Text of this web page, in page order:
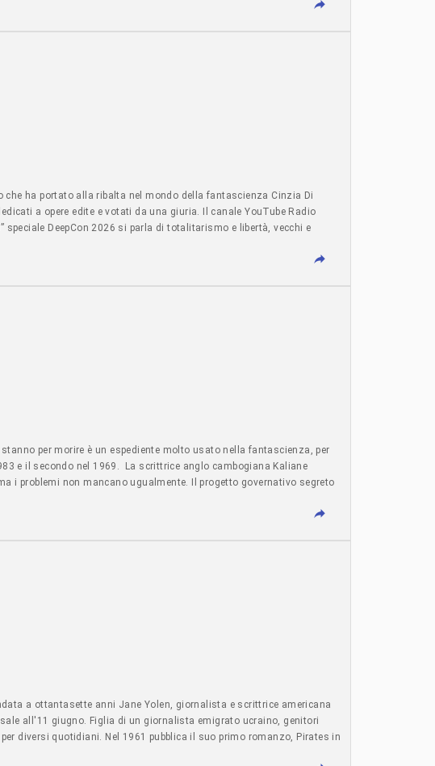
ha portato alla ribalta nel mondo della fantascienza Cinzia Di
a opere edite e votati da una giuria. Il canale YouTube Radio
DeepCon 2026 si parla di totalitarismo e libertà, vecchi e
di S*
per morire è un espediente molto usato nella fantascienza, per
e il secondo nel 1969. La scrittrice anglo cambogiana Kaliane
i problemi non mancano ugualmente. Il progetto governativo segreto
- NARRATIVA - Editoria - 5 agosto 2026 - articolo di Giampaolo Rai
a ottantasette anni Jane Yolen, giornalista e scrittrice americana
all'11 giugno. Figlia di un giornalista emigrato ucraino, genitori
diversi quotidiani. Nel 1961 pubblica il suo primo romanzo, Pirates in
- Dall'estero - 4 agosto 2026 - articolo di S*